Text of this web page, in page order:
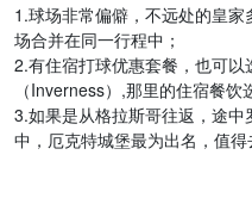
1.球场非常偏僻，不远处的皇
场合并在同一行程中；
2.有住宿打球优惠套餐，也可
（Inverness）,那里的住宿餐饮
3.如果是从格拉斯哥往返，途
中，厄克特城堡最为出名，值得